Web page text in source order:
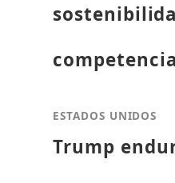
competencia
ESTADOS UNIDOS
Trump